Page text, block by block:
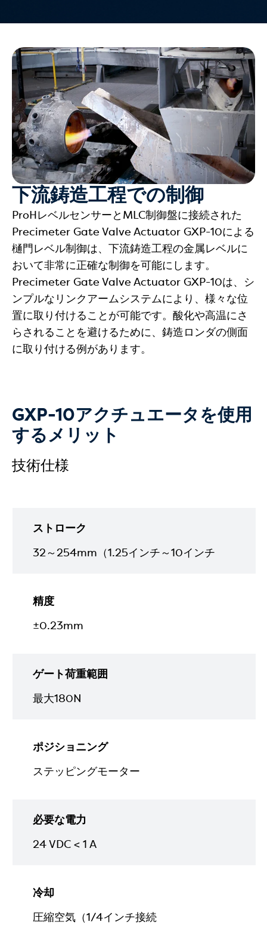
下流鋳造工程での制御
ProHレベルセンサーとMLC制御盤に接続された
Precimeter Gate Valve Actuator GXP-10による
樋門レベル制御は、下流鋳造工程の金属レベルに
おいて非常に正確な制御を可能にします。
Precimeter Gate Valve Actuator GXP-10は、シ
ンプルなリンクアームシステムにより、様々な位
置に取り付けることが可能です。酸化や高温にさ
らされることを避けるために、鋳造ロンダの側面
に取り付ける例があります。
GXP-10アクチュエータを使用
するメリット
技術仕様
ストローク
32～254mm（1.25インチ～10インチ
精度
±0.23mm
ゲート荷重範囲
最大180N
ポジショニング
ステッピングモーター
必要な電力
24 VDC < 1 A
冷却
圧縮空気（1/4インチ接続